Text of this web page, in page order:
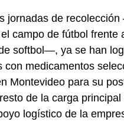
jornadas de
campo de fútbol
softbol—, ya se han
con medicamentos
Montevideo para su
de la carga
logístico de la